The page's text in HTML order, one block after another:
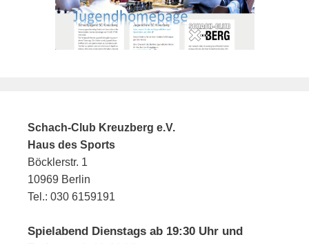
Schach-Club Kreuzberg e.V.
Haus des Sports
Böcklerstr. 1
10969 Berlin
Tel.: 030 6159191
Spielabend Dienstags ab 19:30 Uhr und